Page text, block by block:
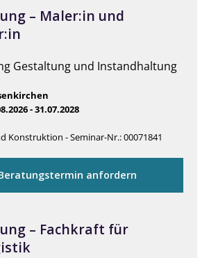
– Maler:in und
Gestaltung und Instandhaltung
- 31.07.2028
Konstruktion - Seminar-Nr.: 00071841
anfordern
– Fachkraft für